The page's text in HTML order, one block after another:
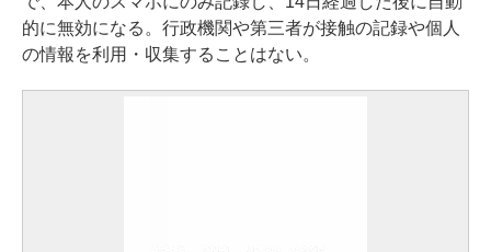
的に無効になる。行政機関や第三者が接触の記録や個人
の情報を利用・収集することはない。